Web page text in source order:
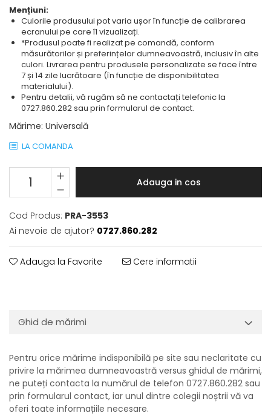
Mențiuni:
Culorile produsului pot varia ușor în funcție de calibrarea
ecranului pe care îl vizualizați.
*Produsul poate fi realizat pe comandă, conform
măsurătorilor și preferințelor dumneavoastră, inclusiv în alte
culori. Livrarea pentru produsele personalizate se face între
7 și 14 zile lucrătoare (în funcție de disponibilitatea
materialului).
Pentru detalii, vă rugăm să ne contactați telefonic la
0727.860.282 sau prin formularul de contact.
Mărime: Universală
LA COMANDA
Adauga in cos
Cod Produs: PRA-3553
Ai nevoie de ajutor? 0727.860.282
Adauga la Favorite Cere informatii
Ghid de mărimi
Pentru orice mărime indisponibilă pe site sau neclaritate cu
privire la mărimea dumneavoastră versus ghidul de mărimi,
ne puteți contacta la numărul de telefon 0727.860.282 sau
prin formularul contact, iar unul dintre colegii noștrii vă va
oferi toate informațiile necesare.